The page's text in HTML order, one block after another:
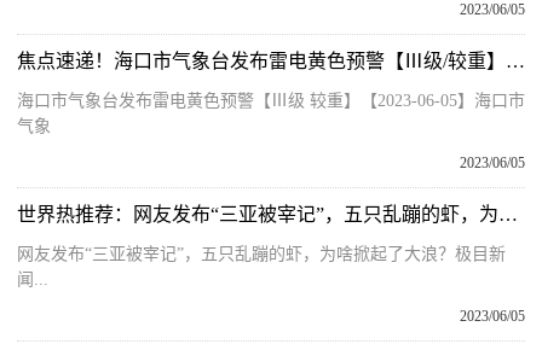
2023/06/05
焦点速递！海口市气象台发布雷电黄色预警【Ⅲ级/较重】【2023-06-05】
海口市气象台发布雷电黄色预警【Ⅲ级 较重】【2023-06-05】海口市
气象
2023/06/05
世界热推荐：网友发布“三亚被宰记”，五只乱蹦的虾，为啥掀起了大浪？
网友发布“三亚被宰记”，五只乱蹦的虾，为啥掀起了大浪？极目新
闻...
2023/06/05